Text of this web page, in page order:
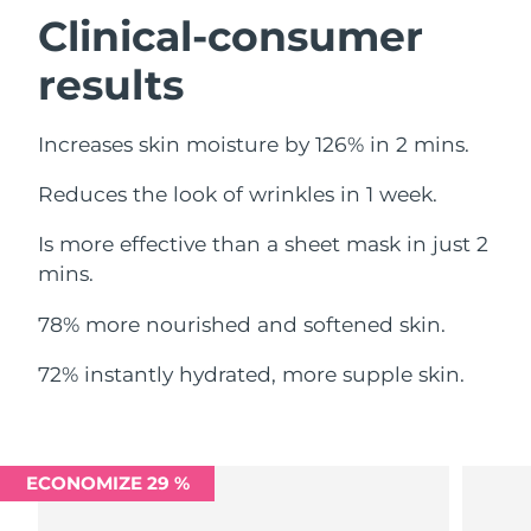
Clinical-consumer
results
Increases skin moisture by 126% in 2 mins.
Reduces the look of wrinkles in 1 week.
Is more effective than a sheet mask in just 2
mins.
78% more nourished and softened skin.
72% instantly hydrated, more supple skin.
ECONOMIZE 29 %
Omã
Filipinas
Portugal Entrega prevista
Porto Rico Entrega prevista8/10/26
Rússia